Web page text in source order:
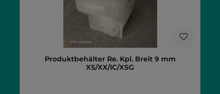
Produktbehälter Re. Kpl. Breit 9 mm
XS/XX/IC/XSG